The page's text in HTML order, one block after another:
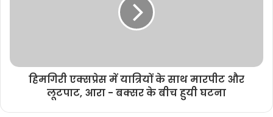
हिमगिरी एक्सप्रेस में यात्रियों के साथ मारपीट और
लूटपाट, आरा - बक्सर के बीच हुयी घटना